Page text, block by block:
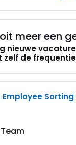
meer een
nieuwe
zelf de
Employee